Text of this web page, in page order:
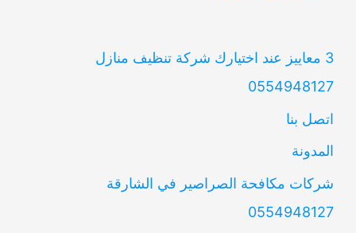
3 معاييز عند اختيارك شركة تنظيف منازل
0554948127
اتصل بنا
المدونة
شركات مكافحة الصراصير في الشارقة
0554948127